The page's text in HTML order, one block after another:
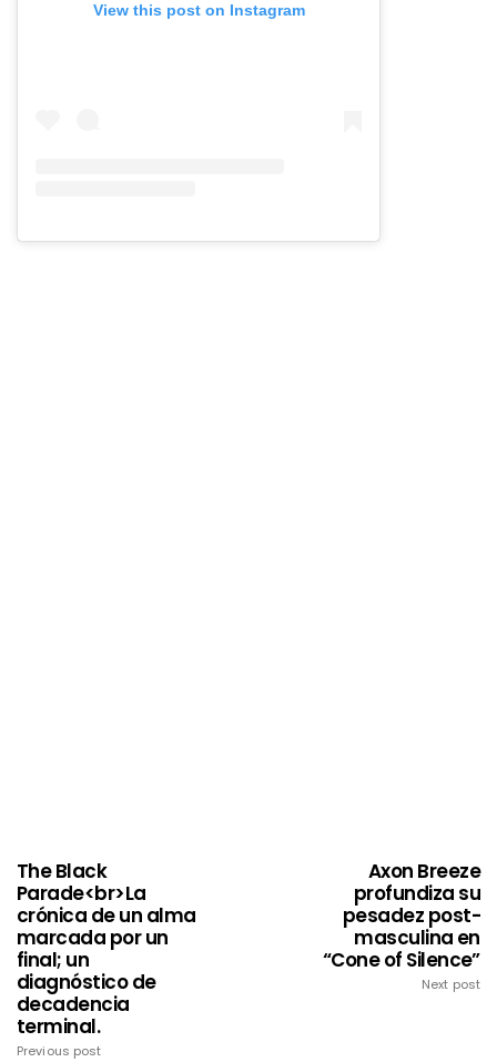
View this post on Instagram
The Black
Parade<br>La
crónica de un alma
marcada por un
final; un
diagnóstico de
decadencia
terminal.
Previous post
Axon Breeze
profundiza su
pesadez post-
masculina en
“Cone of Silence”
Next post